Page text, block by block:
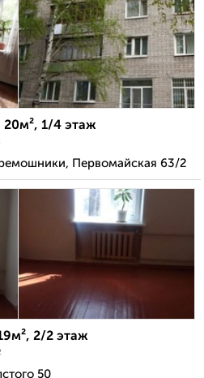
20м², 1/4 этаж
Первомайская 63/2
2/2 этаж
50